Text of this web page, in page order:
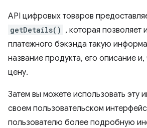
API цифровых товаров
getDetails() , которая позволяет
платежного бэкэнда такую
название продукта, его описание
цену.
Затем вы можете использовать эту
своем пользовательском
пользователю более подробную